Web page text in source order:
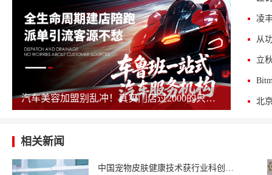
汽车美容加盟别乱冲！真实门店过2000的只剩这几家，其余慎碰！
相关新闻
中国宠物皮肤健康技术获行业科创大奖，纳米银方案引关注